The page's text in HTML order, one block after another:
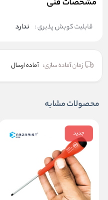
مشخصات فنی
قابلیت کوبش پذیری : ندارد
زمان آماده سازی: آماده ارسال
محصولات مشابه
جدید